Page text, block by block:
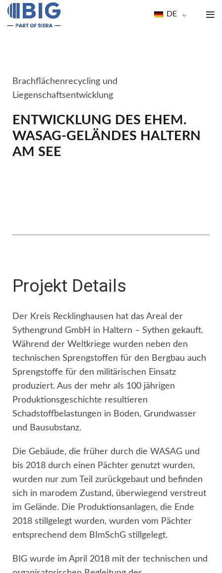
DE
Brachflächenrecycling und
Liegenschaftsentwicklung
ENTWICKLUNG DES EHEM.
WASAG-GELÄNDES HALTERN
AM SEE
Projekt Details
Der Kreis Recklinghausen hat das Areal der
Sythengrund GmbH in Haltern – Sythen gekauft.
Während der Weltkriege wurden neben den
technischen Sprengstoffen für den Bergbau auch
Sprengstoffe für den militärischen Einsatz
produziert. Aus der mehr als 100 jährigen
Produktionsgeschichte resultieren
Schadstoffbelastungen in Boden, Grundwasser
und Bausubstanz.
Die Gebäude, die früher durch die WASAG und
bis 2018 durch einen Pächter genutzt wurden,
wurden nur zum Teil zurückgebaut und befinden
sich in marodem Zustand, überwiegend verstreut
im Gelände. Die Produktionsanlagen, die Ende
2018 stillgelegt wurden, wurden vom Pächter
entsprechend dem BImSchG stillgelegt.
BIG wurde im April 2018 mit der technischen und